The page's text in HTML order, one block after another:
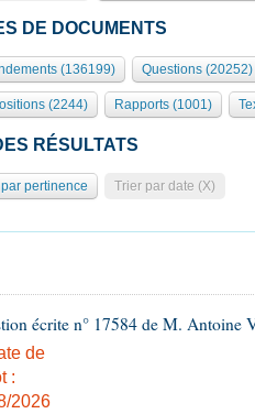
DE DOCUMENTS
(136199) Questions (20252)
(2244) Rapports (1001)
RÉSULTATS
pertinence Trier par date (X)
écrite n° 17584 de M. Antoine
de
:
2026